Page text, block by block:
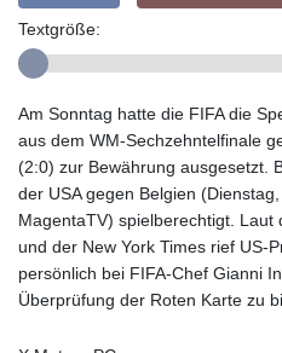
Textgröße:
Am Sonntag hatte die FIFA die
aus dem WM-Sechzehntelfinale
(2:0) zur Bewährung ausgesetzt.
der USA gegen Belgien
MagentaTV) spielberechtigt. Laut
und der New York Times rief US-
persönlich bei FIFA-Chef Gianni
Überprüfung der Roten Karte zu